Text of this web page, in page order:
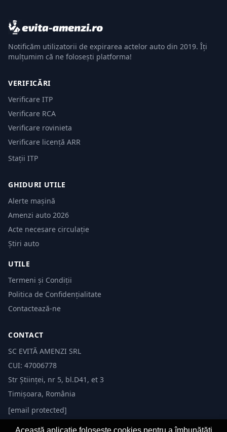
Notificăm utilizatorii de expirarea actelor auto din 2019. Îți
mulțumim că ne folosești platforma!
VERIFICĂRI
Verificare ITP
Verificare RCA
Verificare rovinieta
Verificare licență ARR
Stații ITP
GHIDURI UTILE
Alerte mașină
Amenzi auto 2026
Acte necesare circulație
Știri auto
UTILE
Termeni și Condiții
Politica de Confidențialitate
Contactează-ne
CONTACT
SC EVITĂ AMENZI SRL
CUI: 47006778
Str Științei, nr 5, bl.D41, et 3
Timișoara, România
[email protected]
Această aplicație folosește cookies pentru a îmbunătăți